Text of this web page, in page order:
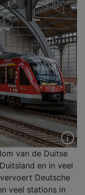
van de Duitse
en in veel
Deutsche
veel stations in